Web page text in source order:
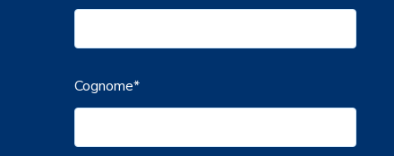
Cognome*